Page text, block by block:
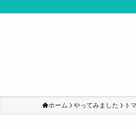
ホーム やってみました ト